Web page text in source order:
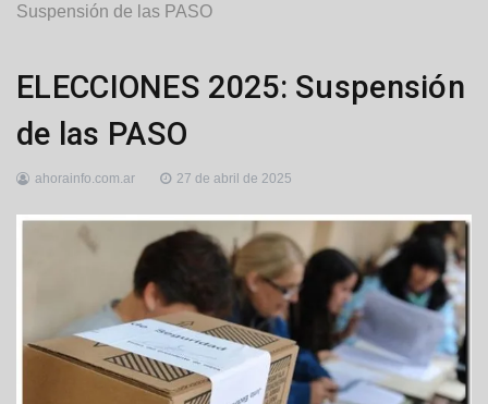
Suspensión de las PASO
Elecciones
2025
ELECCIONES 2025: Suspensión
de las PASO
ahorainfo.com.ar 27 de abril de 2025